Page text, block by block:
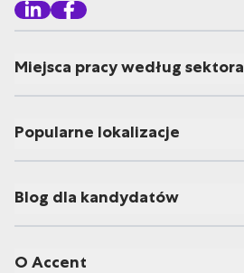
Miejsca pracy według sektora
Popularne lokalizacje
Blog dla kandydatów
O Accent